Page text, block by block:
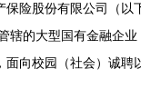
股份有限公司（以
辖的大型国有金融企
向校园（社会）诚聘